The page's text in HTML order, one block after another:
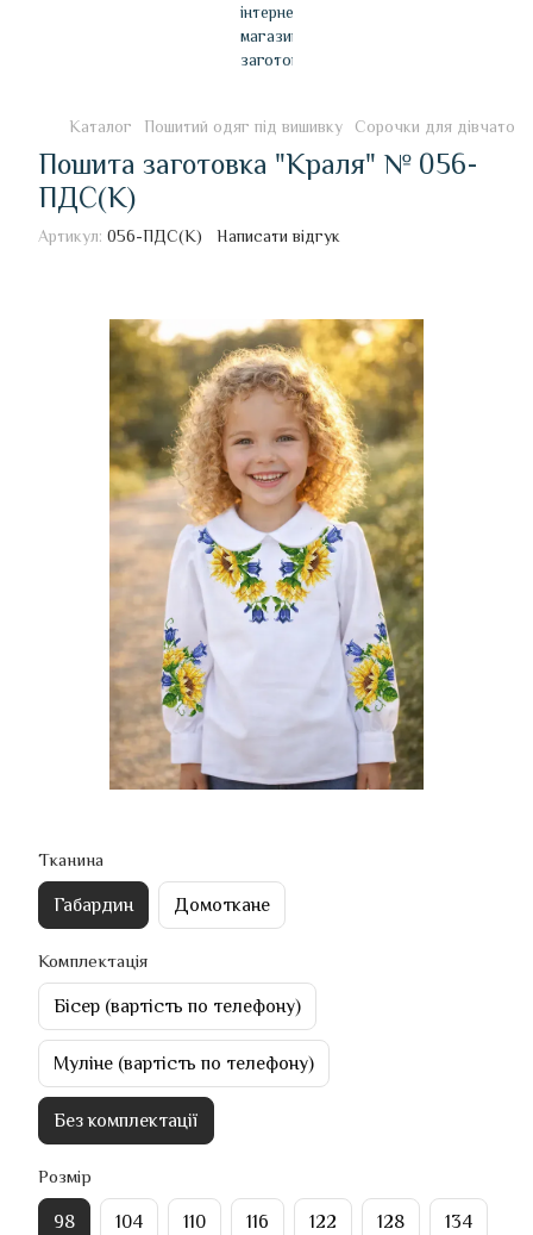
Каталог Пошитий одяг під вишивку Сорочки для дівчаток
Пошита заготовка "Краля" № 056-
ПДС(К)
Артикул: 056-ПДС(К) Написати відгук
Тканина
Габардин Домоткане
Комплектація
Бісер (вартість по телефону)
Муліне (вартість по телефону)
Без комплектації
Розмір
98 104 110 116 122 128 134